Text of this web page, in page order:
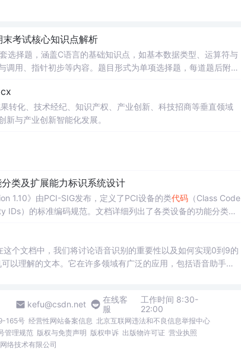
末考试核心知识点解析
选择题，涵盖C语言的基础知识点，如基本数据类型、运算符与
用、指针初步等内容。题目形式为单项选择题，每道题后附有
分析能力。; 阅读建议：建议结合教材和上机实践进行练习，
程，以达到真正掌握语言特性的目的。
转化、技术经纪、知识产权、产业创新、科技招商等垂直领域
与产业创新智能化发展。
类及扩展能力标识系统设计
1.10》由PCI-SIG发布，定义了PCI设备的类代码（Class Code
）的标准编码规范。文档详细列出了各类设备的功能分类，
个文档中，我们将讨论语音识别的重要性以及如何实现0到9的
以理解的文本。它在许多领域有广泛的应用，包括语音助手、
行语音识别，系统将识别用户的语音并将其转换为对应的数字。
别，为用户提供更好的交互体验和准确的识别结果。
kefu@csdn.net
在线客
服
工作时间 8:30-
22:00
165号 经营性网站备案信息 北京互联网违法和不良信息举报中心
管理规范 版权与免责声明 版权申诉 出版物许可证 营业执照
络技术有限公司